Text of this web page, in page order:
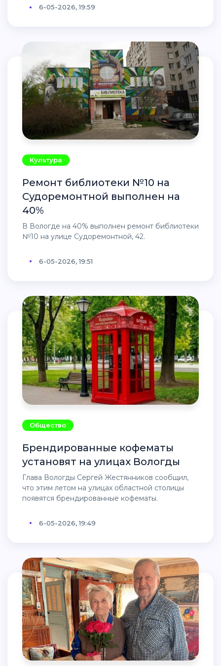
6-05-2026, 19:59
Культура
Ремонт библиотеки №10 на
Судоремонтной выполнен на
40%
В Вологде на 40% выполнен ремонт библиотеки
№10 на улице Судоремонтной, 42.
6-05-2026, 19:51
Общество
Брендированные кофематы
установят на улицах Вологды
Глава Вологды Сергей Жестянников сообщил,
что этим летом на улицах областной столицы
появятся брендированные кофематы.
6-05-2026, 19:49